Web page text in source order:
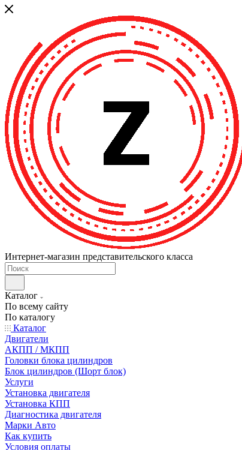
Интернет-магазин представительского класса
Каталог
По всему сайту
По каталогу
Каталог
Двигатели
АКПП / МКПП
Головки блока цилиндров
Блок цилиндров (Шорт блок)
Услуги
Установка двигателя
Установка КПП
Диагностика двигателя
Марки Авто
Как купить
Условия оплаты